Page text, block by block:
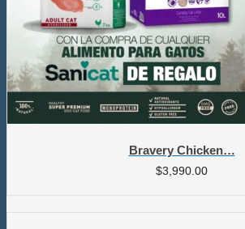
Bravery Chicken…
$3,990.00